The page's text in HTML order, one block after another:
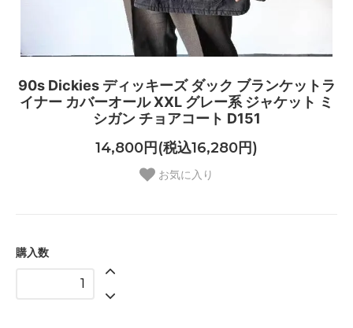
90s Dickies ディッキーズ ダック ブランケットラ
イナー カバーオール XXL グレー系 ジャケット ミ
シガン チョアコート D151
14,800円(税込16,280円)
お気に入り
購入数